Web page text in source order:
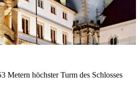
Metern höchster Turm des Schlosses